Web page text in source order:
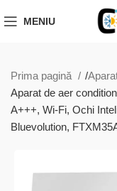
MENIU
Prima pagină
Aparat de aer
A+++, Wi-Fi, Ochi
Bluevolution,